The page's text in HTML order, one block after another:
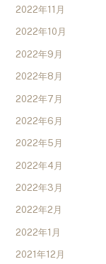
2022年11月
2022年10月
2022年9月
2022年8月
2022年7月
2022年6月
2022年5月
2022年4月
2022年3月
2022年2月
2022年1月
2021年12月